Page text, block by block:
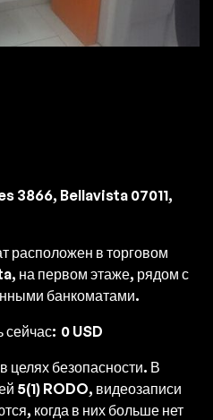
3866, Bellavista 07011,
расположен в торговом
на первом этаже, рядом с
банкоматами.
сейчас: 0 USD
целях безопасности. В
5(1) RODO, видеозаписи
когда в них больше нет